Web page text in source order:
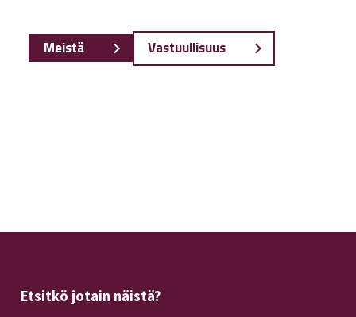
Meistä Vastuullisuus
Etsitkö jotain näistä?